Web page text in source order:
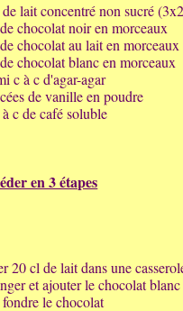
lait concentré non sucré
chocolat noir en morceaux
chocolat au lait en
chocolat blanc en morceaux
c à c d'agar-agar
de vanille en poudre
c de café soluble
en 3 étapes
20 cl de lait dans une
et ajouter le chocolat blanc
fondre le chocolat